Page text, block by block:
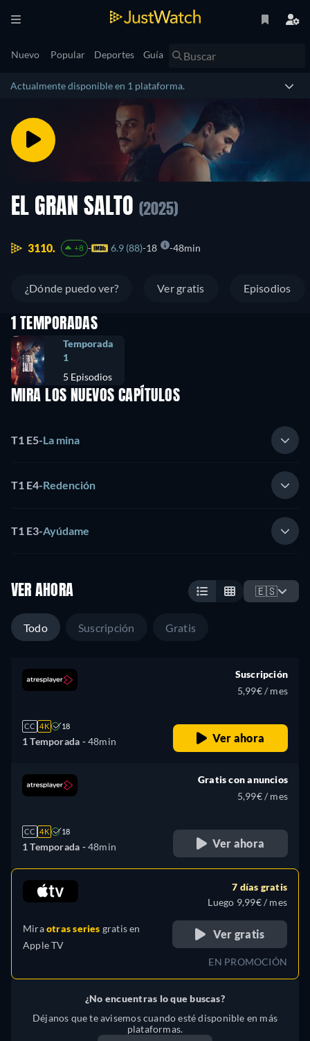
Nuevo Popular Deportes Guía
Actualmente disponible en 1 plataforma.
EL GRAN SALTO (2025)
3110. +8 6.9 (88) 18 48min
¿Dónde puedo ver? Ver gratis Episodios
1 TEMPORADAS
Temporada
1
5 Episodios
MIRA LOS NUEVOS CAPÍTULOS
T1 E5-La mina
T1 E4-Redención
T1 E3-Ayúdame
VER AHORA 🇪🇸
Todo Suscripción Gratis
CC 4K 18
1 Temporada -48min
Suscripción
5,99€ / mes
Ver ahora
CC 4K 18
1 Temporada -48min
Gratis con anuncios
5,99€ / mes
Ver ahora
Miraotras series gratis en
Apple TV
7 días gratis
Luego 9,99€ / mes
Ver gratis
EN PROMOCIÓN
¿No encuentras lo que buscas?
Déjanos que te avisemos cuando esté disponible en más
plataformas.